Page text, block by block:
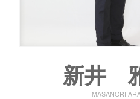
新井
MASANORI